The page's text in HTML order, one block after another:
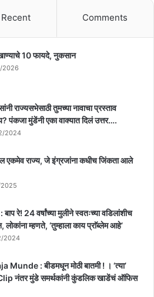
Recent Comments
10 फायदे, नुकसान
2026
राज्यसभेसाठी तुमच्या नावाचा प्रस्ताव
पंकजा मुंडेंनी एका वाक्यात दिलं उत्तर….
2024
एकमेव राज्य, जे इंग्रजांना कधीच जिंकता आले
2025
रे! 24 वर्षांच्या मुलीने स्वतःच्या वडिलांशीच
म्हणते, ‘तुम्हाला काय प्राॅब्लेम आहे’
2024
Munde : बीडमधून मोठी बातमी ! । ‘त्या’
नंतर मुंडे समर्थकांनी कुंडलिक खाडेंचं ऑफिस